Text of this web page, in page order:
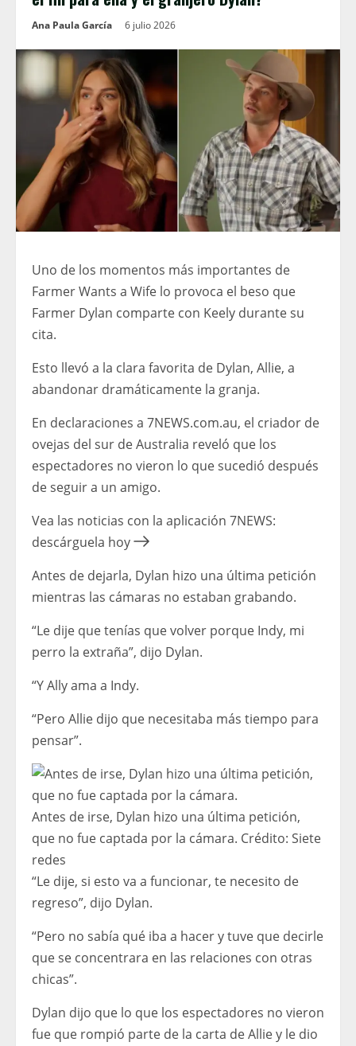
Ana Paula García 6 julio 2026
Uno de los momentos más importantes de
Farmer Wants a Wife lo provoca el beso que
Farmer Dylan comparte con Keely durante su
cita.
Esto llevó a la clara favorita de Dylan, Allie, a
abandonar dramáticamente la granja.
En declaraciones a 7NEWS.com.au, el criador de
ovejas del sur de Australia reveló que los
espectadores no vieron lo que sucedió después
de seguir a un amigo.
Vea las noticias con la aplicación 7NEWS:
descárguela hoy
Antes de dejarla, Dylan hizo una última petición
mientras las cámaras no estaban grabando.
“Le dije que tenías que volver porque Indy, mi
perro la extraña”, dijo Dylan.
“Y Ally ama a Indy.
“Pero Allie dijo que necesitaba más tiempo para
pensar”.
Antes de irse, Dylan hizo una última petición,
que no fue captada por la cámara. Crédito: Siete
redes
“Le dije, si esto va a funcionar, te necesito de
regreso”, dijo Dylan.
“Pero no sabía qué iba a hacer y tuve que decirle
que se concentrara en las relaciones con otras
chicas”.
Dylan dijo que lo que los espectadores no vieron
fue que rompió parte de la carta de Allie y le dio